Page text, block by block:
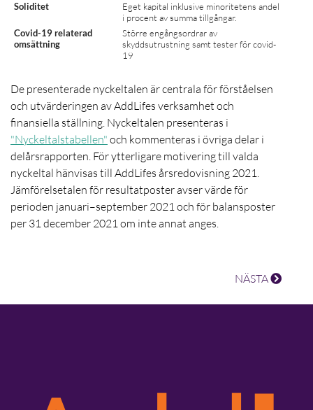
Soliditet
Eget kapital inklusive minoritetens andel
i procent av summa tillgångar.
Covid-19 relaterad
omsättning
Större engångsordrar av
skyddsutrustning samt tester för covid-
19
De presenterade nyckeltalen är centrala för förståelsen
och utvärderingen av AddLifes verksamhet och
finansiella ställning. Nyckeltalen presenteras i
"Nyckeltalstabellen" och kommenteras i övriga delar i
delårsrapporten. För ytterligare motivering till valda
nyckeltal hänvisas till AddLifes årsredovisning 2021.
Jämförelsetalen för resultatposter avser värde för
perioden januari–september 2021 och för balansposter
per 31 december 2021om inte annat anges.
NÄSTA